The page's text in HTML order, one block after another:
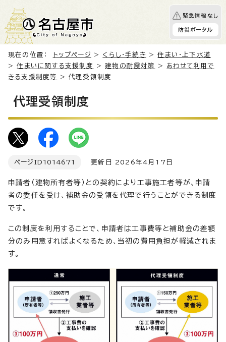
緊急情報なし
防災ポータル
現在の位置： トップページ > くらし・手続き >住まい・上下水道
>住まいに関する支援制度 >建物の耐震対策 > あわせて利用で
きる支援制度等
> 代理受領制度
代理受領制度
ページID 1014671 更新日 2026年4月17日
申請者（建物所有者等）との契約により工事施工者等が、申請
者の委任を受け、補助金の受領を代理で行うことができる制度
です。
この制度を利用することで、申請者は工事費等と補助金の差額
分のみ用意すればよくなるため、当初の費用負担が軽減されま
す。